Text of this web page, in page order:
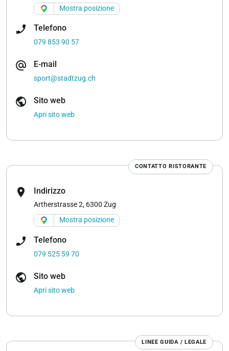
Mostra posizione
phone_enabled Telefono
079 853 90 57
alternate_email E-mail
sport@stadtzug.ch
public Sito web
Apri sito web
CONTATTO RISTORANTE
location_on Indirizzo
Artherstrasse 2, 6300 Zug
Mostra posizione
phone_enabled Telefono
079 525 59 70
public Sito web
Apri sito web
LINEE GUIDA / LEGALE